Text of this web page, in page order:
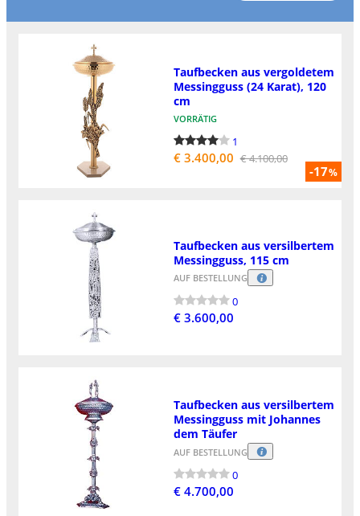
-17%
Taufbecken aus vergoldetem
Messingguss (24 Karat), 120
cm
VORRÄTIG
1
€ 3.400,00 € 4.100,00
Taufbecken aus versilbertem
Messingguss, 115 cm
AUF BESTELLUNG
0
€ 3.600,00
Taufbecken aus versilbertem
Messingguss mit Johannes
dem Täufer
AUF BESTELLUNG
0
€ 4.700,00